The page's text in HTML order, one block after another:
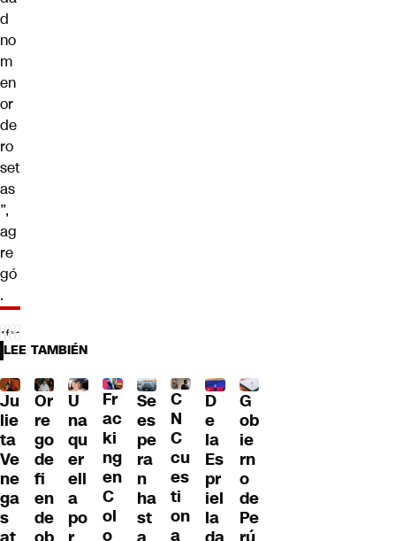
d
no
m
en
or
de
ro
set
as
”,
ag
re
gó
.
LEE TAMBIÉN
Ju
lie
ta
Ve
ne
ga
s
Or
re
go
de
fi
en
de
U
na
qu
er
ell
a
po
Fr
ac
ki
ng
en
C
ol
o
Se
es
pe
ra
n
ha
st
C
N
C
cu
es
ti
on
a
D
e
la
Es
pr
iel
la
G
ob
ie
rn
o
de
Pe